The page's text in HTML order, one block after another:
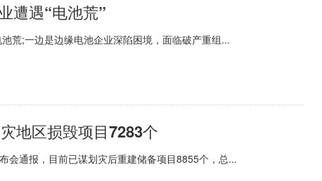
遭遇“电池荒”
荒;一边是边缘电池企业深陷困境，面临破产重组...
地区损毁项目7283个
会通报，目前已谋划灾后重建储备项目8855个，总...